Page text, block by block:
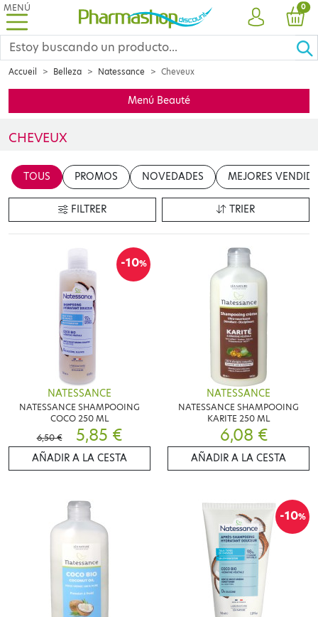
MENÚ
CUENTA
0
Accueil Belleza Natessance Cheveux
Menú Beauté
CHEVEUX
TOUS
PROMOS NOVEDADES MEJORES
FILTRER TRIER
-10%
NATESSANCE
NATESSANCE SHAMPOOING
COCO 250 ML
6,50 €
5,85 €
AÑADIR A LA CESTA
NATESSANCE
NATESSANCE SHAMPOOING
KARITE 250 ML
6,08 €
AÑADIR A LA CESTA
-10%